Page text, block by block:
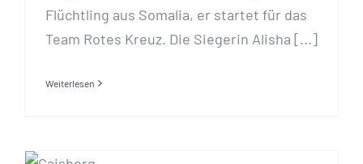
Flüchtling aus Somalia, er startet für das
Team Rotes Kreuz. Die Siegerin Alisha [...]
Weiterlesen